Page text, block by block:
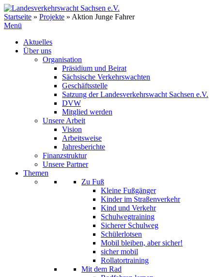
Zum
Inhalt
springen
Startseite » Projekte » Aktion Junge Fahrer
Menü
Aktuelles
Über uns
Organisation
Präsidium und Beirat
Sächsische Verkehrswachten
Geschäftsstelle
Satzung der Landesverkehrswacht Sachsen e.V.
DVW
Mitglied werden
Unsere Arbeit
Vision
Arbeitsweise
Jahresberichte
Finanzstruktur
Unsere Partner
Themen
Zu Fuß
Kleine Fußgänger
Kinder im Straßenverkehr
Kind und Verkehr
Schulwegtraining
Sicherer Schulweg
Schülerlotsen
Mobil bleiben, aber sicher!
sicher mobil
Rollatortraining
Mit dem Rad